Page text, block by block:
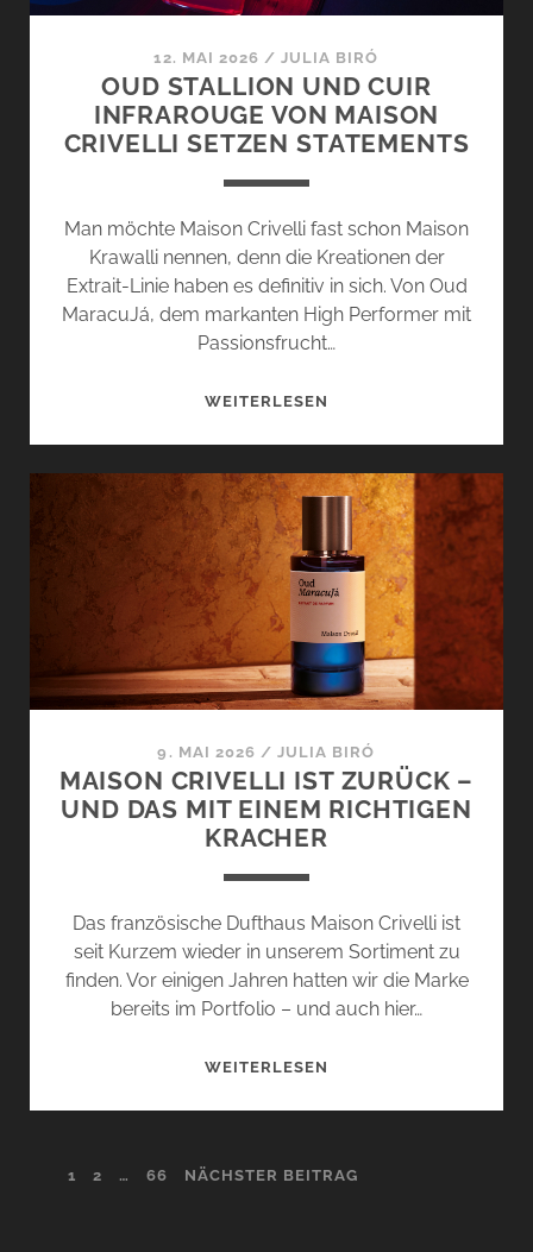
12. MAI 2026 /JULIA BIRÓ
OUD STALLION UND CUIR
INFRAROUGE VON MAISON
CRIVELLI SETZEN STATEMENTS
Man möchte Maison Crivelli fast schon Maison
Krawalli nennen, denn die Kreationen der
Extrait-Linie haben es definitiv in sich. Von Oud
MaracuJá, dem markanten High Performer mit
Passionsfrucht…
WEITERLESEN
CUIR
INFRAROUGE
VON
MAISON
CRIVELLI
SETZEN
STATEMENTS
9. MAI 2026 /JULIA BIRÓ
MAISON CRIVELLI IST ZURÜCK –
UND DAS MIT EINEM RICHTIGEN
KRACHER
Das französische Dufthaus Maison Crivelli ist
seit Kurzem wieder in unserem Sortiment zu
finden. Vor einigen Jahren hatten wir die Marke
bereits im Portfolio – und auch hier…
WEITERLESEN
–
SEITENNUMMERIERUNG
1 2 … 66 NÄCHSTER BEITRAG